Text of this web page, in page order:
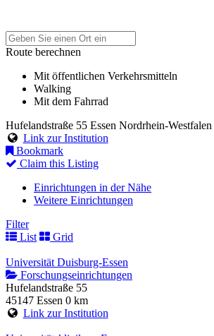
Route berechnen
Mit öffentlichen Verkehrsmitteln
Walking
Mit dem Fahrrad
Hufelandstraße 55 Essen Nordrhein-Westfalen
Link zur Institution
Bookmark
Claim this Listing
Einrichtungen in der Nähe
Weitere Einrichtungen
Filter
List
Grid
Universität Duisburg-Essen
Forschungseinrichtungen
Hufelandstraße 55
45147 Essen 0 km
Link zur Institution